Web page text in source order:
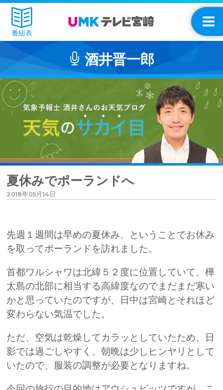
番組表
酒井晋一郎
夏休みでポーランドへ
2018年05月14日
先週１週間は早めの夏休み、ということでお休み
を取ってポーランドを訪れました。
首都ワルシャワは北緯５２度に位置していて、樺
太島の北部に相当する高緯度なのでまだまだ寒い
かと思っていたのですが、日中は宮崎とそれほど
変わらない気温でした。
ただ、空気は乾燥してカラッとしていたため、日
影では過ごしやすく、朝晩は少しヒンヤリとして
いたので、服装の調整が必要となりますね。